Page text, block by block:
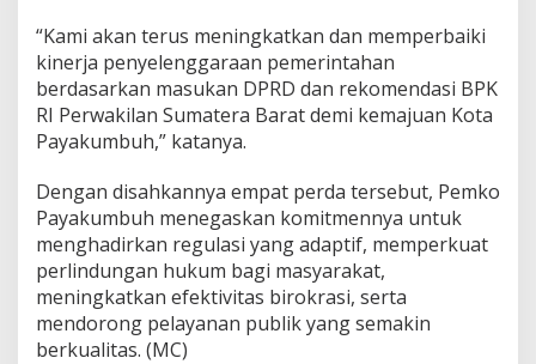
“Kami akan terus meningkatkan dan memperbaiki
kinerja penyelenggaraan pemerintahan
berdasarkan masukan DPRD dan rekomendasi BPK
RI Perwakilan Sumatera Barat demi kemajuan Kota
Payakumbuh,” katanya.
Dengan disahkannya empat perda tersebut, Pemko
Payakumbuh menegaskan komitmennya untuk
menghadirkan regulasi yang adaptif, memperkuat
perlindungan hukum bagi masyarakat,
meningkatkan efektivitas birokrasi, serta
mendorong pelayanan publik yang semakin
berkualitas. (MC)